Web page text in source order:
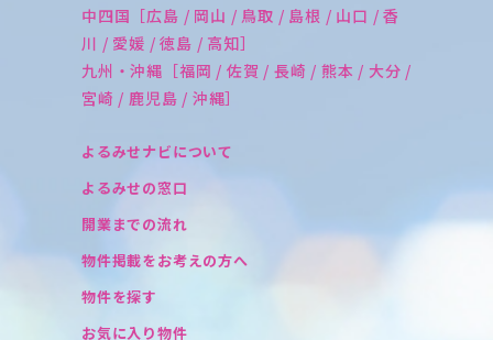
中四国［広島 / 岡山 / 鳥取 / 島根 / 山口 / 香
川 / 愛媛 / 徳島 / 高知］
九州・沖縄［福岡 / 佐賀 / 長崎 / 熊本 / 大分 /
宮崎 / 鹿児島 / 沖縄］
よるみせナビについて
よるみせの窓口
開業までの流れ
物件掲載をお考えの方へ
物件を探す
お気に入り物件